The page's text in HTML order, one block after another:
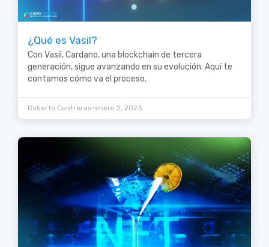
¿Qué es Vasil?
Con Vasil, Cardano, una blockchain de tercera
generación, sigue avanzando en su evolución. Aquí te
contamos cómo va el proceso.
Roberto Contreras•enero 2, 2023